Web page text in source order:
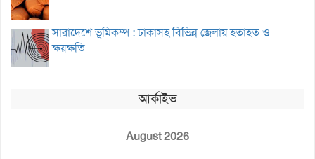
সারাদেশে ভূমিকম্প : ঢাকাসহ বিভিন্ন জেলায় হতাহত ও
ক্ষয়ক্ষতি
আর্কাইভ
August 2026